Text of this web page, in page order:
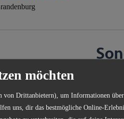
Die
möchten
von Drittanbietern), um Informationen
uns, dir das bestmögliche Online-